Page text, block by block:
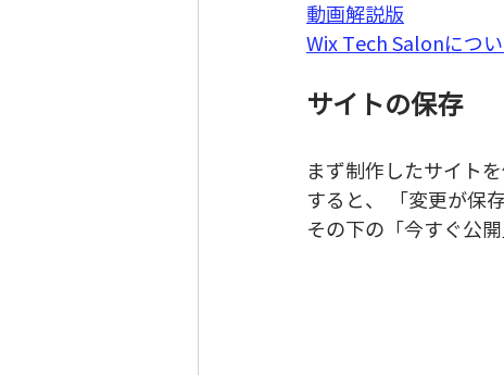
動画解説版
Wix Tech Salonにつ
サイトの保存
まず制作したサイト
すると、 「変更が保
その下の「今すぐ公